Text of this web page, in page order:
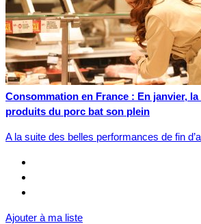
Consommation en France : En janvier,
produits du porc bat son plein
A la suite des belles performances de fin
Ajouter à ma liste